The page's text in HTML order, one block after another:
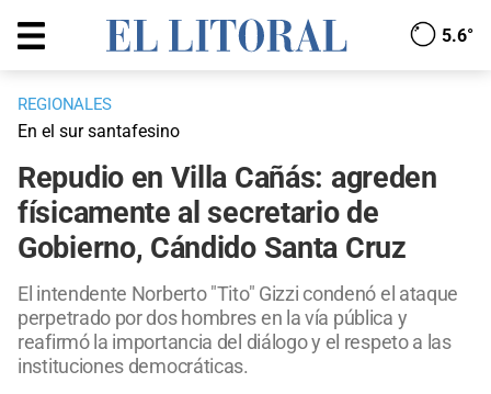
5.6°
REGIONALES
En el sur santafesino
Repudio en Villa Cañás: agreden
físicamente al secretario de
Gobierno, Cándido Santa Cruz
El intendente Norberto "Tito" Gizzi condenó el ataque
perpetrado por dos hombres en la vía pública y
reafirmó la importancia del diálogo y el respeto a las
instituciones democráticas.